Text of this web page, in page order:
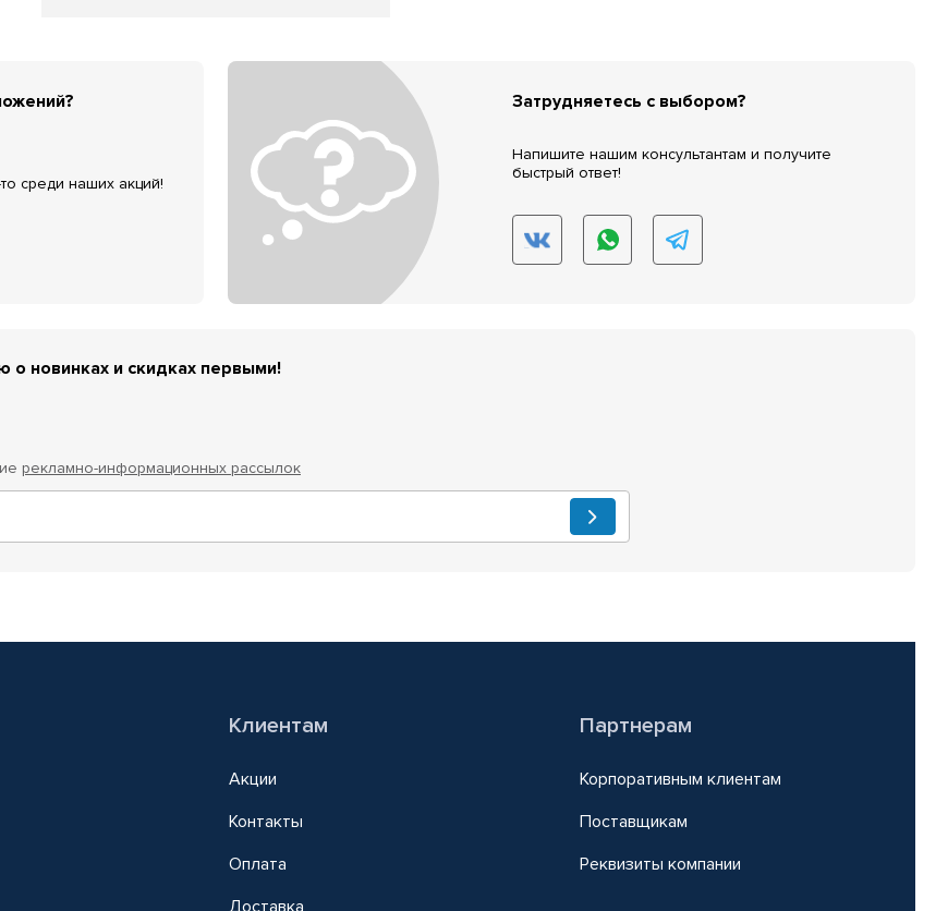
среди наших акций!
Затрудняетесь с выбором?
Напишите нашим консультантам и получите
быстрый ответ!
о новинках и скидках первыми!
рекламно-информационных рассылок
Клиентам
Акции
Контакты
Оплата
Доставка
Партнерам
Корпоративным клиентам
Поставщикам
Реквизиты компании